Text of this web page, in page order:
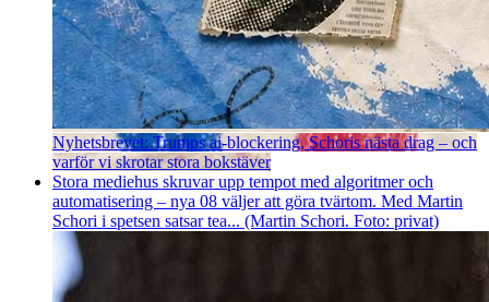
Nyhetsbrevet: Trumps ai-blockering, Schoris nästa drag – och
varför vi skrotar stora bokstäver
Stora mediehus skruvar upp tempot med algoritmer och
automatisering – nya 08 väljer att göra tvärtom. Med Martin
Schori i spetsen satsar tea... (Martin Schori. Foto: privat)